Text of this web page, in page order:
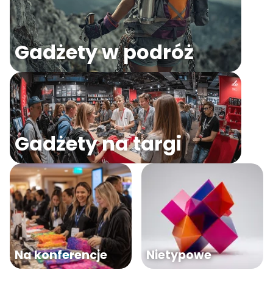
Gadżety w podróż
Gadżety na targi
Na konferencje Nietypowe